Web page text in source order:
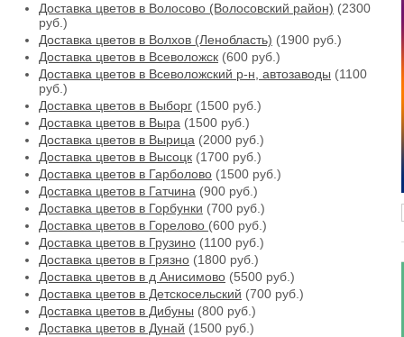
Доставка цветов в Волосово (Волосовский район) (2300
руб.)
Доставка цветов в Волхов (Ленобласть) (1900 руб.)
Доставка цветов в Всеволожск (600 руб.)
Доставка цветов в Всеволожский р-н, автозаводы (1100
руб.)
Доставка цветов в Выборг (1500 руб.)
Доставка цветов в Выра (1500 руб.)
Доставка цветов в Вырица (2000 руб.)
Доставка цветов в Высоцк (1700 руб.)
Доставка цветов в Гарболово (1500 руб.)
Доставка цветов в Гатчина (900 руб.)
Доставка цветов в Горбунки (700 руб.)
Доставка цветов в Горелово (600 руб.)
Доставка цветов в Грузино (1100 руб.)
Доставка цветов в Грязно (1800 руб.)
Доставка цветов в д Анисимово (5500 руб.)
Доставка цветов в Детскосельский (700 руб.)
Доставка цветов в Дибуны (800 руб.)
Доставка цветов в Дунай (1500 руб.)